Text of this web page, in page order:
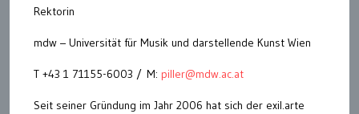
Rektorin
mdw – Universität für Musik und darstellende Kunst Wien
T +43 1 71155-6003 / M: piller@mdw.ac.at
Seit seiner Gründung im Jahr 2006 hat sich der exil.arte